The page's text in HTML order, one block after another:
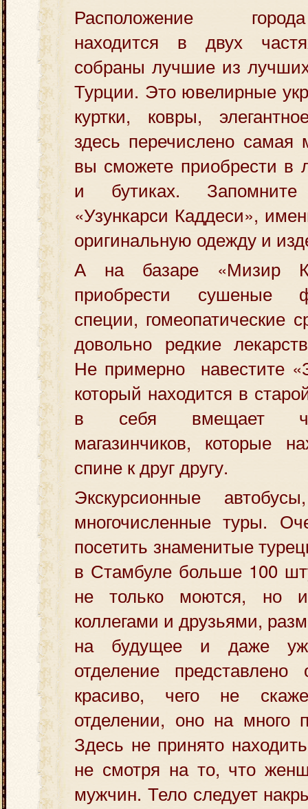
Расположение
находится в двух
собраны лучшие из
Турции. Это ювелирные
куртки, ковры,
здесь перечислено самая
вы сможете приобрести в
и бутиках.
«Узункарси Каддеси»,
оригинальную одежду и
А на базаре «Мизир
приобрести сушеные
специи, гомеопатические
довольно редкие
Не примерно навестите
который находится в
в себя вмещает
магазинчиков, которые
спине к друг другу.
Экскурсионные
многочисленные туры.
посетить знаменитые
в Стамбуле больше 100
не только моются, но
коллегами и друзьями,
на будущее и даже
отделение
красиво, чего не
отделении, оно на
Здесь не принято
не смотря на то, что
мужчин. Тело следует